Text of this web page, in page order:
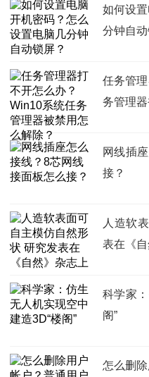
如何设
分钟自动
任务管
务管理
网线插
接？
人造软
表在《
科学家
阁”
怎么删